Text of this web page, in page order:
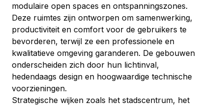
modulaire open spaces en ontspanningszones.
Deze ruimtes zijn ontworpen om samenwerking,
productiviteit en comfort voor de gebruikers te
bevorderen, terwijl ze een professionele en
kwalitatieve omgeving garanderen. De gebouwen
onderscheiden zich door hun lichtinval,
hedendaags design en hoogwaardige technische
voorzieningen.
Strategische wijken zoals het stadscentrum, het